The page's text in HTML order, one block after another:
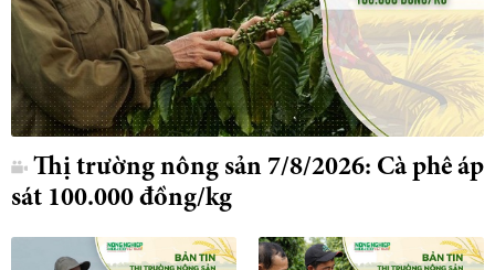
Thị trường nông sản 7/8/2026: Cà phê áp
sát 100.000 đồng/kg